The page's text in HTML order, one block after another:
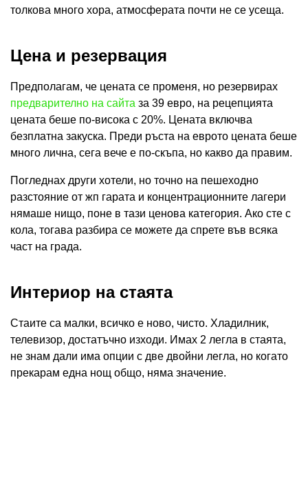
толкова много хора, атмосферата почти не се усеща.
Цена и резервация
Предполагам, че цената се променя, но резервирах
предварително на сайта за 39 евро, на рецепцията
цената беше по-висока с 20%. Цената включва
безплатна закуска. Преди ръста на еврото цената беше
много лична, сега вече е по-скъпа, но какво да правим.
Погледнах други хотели, но точно на пешеходно
разстояние от жп гарата и концентрационните лагери
нямаше нищо, поне в тази ценова категория. Ако сте с
кола, тогава разбира се можете да спрете във всяка
част на града.
Интериор на стаята
Стаите са малки, всичко е ново, чисто. Хладилник,
телевизор, достатъчно изходи. Имах 2 легла в стаята,
не знам дали има опции с две двойни легла, но когато
прекарам една нощ общо, няма значение.